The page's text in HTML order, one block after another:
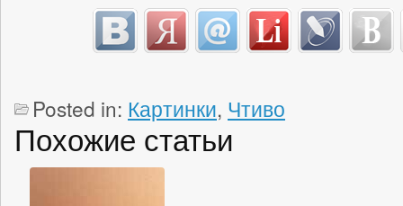
Posted in: Картинки, Чтиво
Похожие статьи